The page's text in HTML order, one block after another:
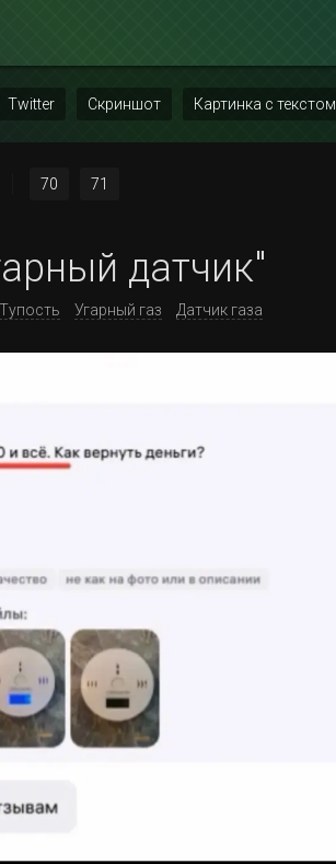
Twitter Скриншот Картинка с текстом
70 71
датчик"
Тупость Угарный газ Датчик газа